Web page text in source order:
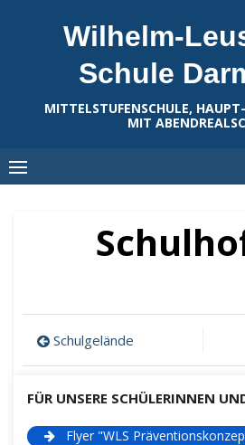
Wilhelm-
Schule
MITTELSTUFENSCHULE,
MIT
Schulgelände
FÜR UNSERE SCHÜLERINNEN
Flyer "WLS